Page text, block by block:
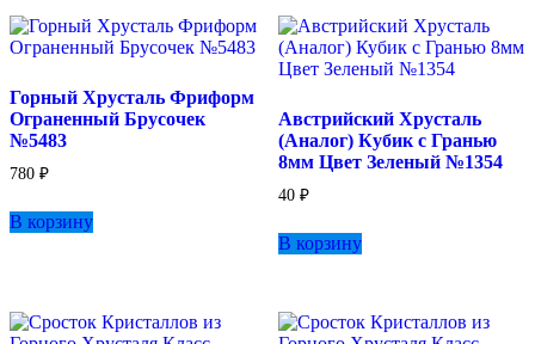
Горный Хрусталь Фриформ
Ограненный Брусочек
№5483
780 ₽
В корзину
Австрийский Хрусталь
(Аналог) Кубик с Гранью
8мм Цвет Зеленый №1354
40 ₽
В корзину